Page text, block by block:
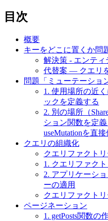
目次
概要
キーをどこに置くか問
解決策 - エンテ
代替案 — クエリ
問題「ミューテーショ
1. 使用場所の近
ックを定義する
2. 別の場所（
ション関数を定
useMutationを直
クエリの組織化
クエリファクト
1. クエリファク
2. アプリケーシ
ーの適用
クエリファクト
ページネーション
1. getPosts関数の